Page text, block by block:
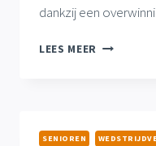
dankzij een
LEES MEER KNAP
SENIOREN